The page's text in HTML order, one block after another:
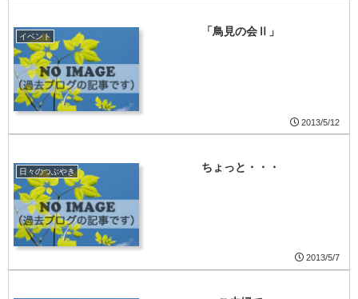
イベント 「鳥見の会Ⅱ」
2013/5/12
日々のつぶやき ちょっと・・・
2013/5/7